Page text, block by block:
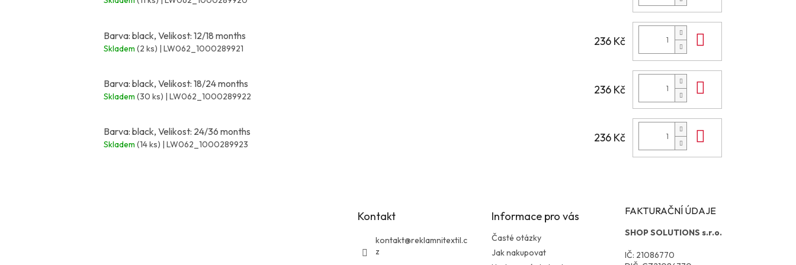
Barva: black, Velikost: 12/18 months
Skladem (2 ks) | LW062_1000289921
236 Kč
Barva: black, Velikost: 18/24 months
Skladem (30 ks) | LW062_1000289922
236 Kč
Barva: black, Velikost: 24/36 months
Skladem (14 ks) | LW062_1000289923
236 Kč
Kontakt
kontakt@reklamnitextil.c
z
Informace pro vás
Časté otázky
Jak nakupovat
FAKTURAČNÍ ÚDAJE
SHOP SOLUTIONS s.r.o.
IČ: 21086770